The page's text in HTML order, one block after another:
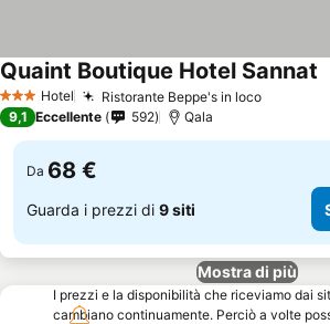
3 StelleHotel Ristorante Beppe's in loco
Quaint Boutique Hotel Sannat
9,1 Eccellente 592 Qala
Da 68 €
Guarda i prezzi di 9 siti
Mostra di più
I prezzi e la disponibilità che riceviamo dai
cambiano continuamente. Perciò a volte